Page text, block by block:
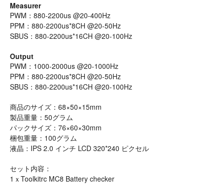
Measurer
PWM：880-2200us @20-400Hz
PPM：880-2200us*8CH @20-50Hz
SBUS：880-2200us*16CH @20-100Hz
Output
PWM：1000-2000us @20-1000Hz
PPM：880-2200us*8CH @20-50Hz
SBUS：880-2200us*16CH @20-100Hz
商品のサイズ：68×50×15mm
製品重量：50グラム
パックサイズ：76×60×30mm
梱包重量：100グラム
液晶：IPS 2.0 インチ LCD 320*240 ピクセル
セット内容：
1ｘToolkitrc MC8 Battery checker